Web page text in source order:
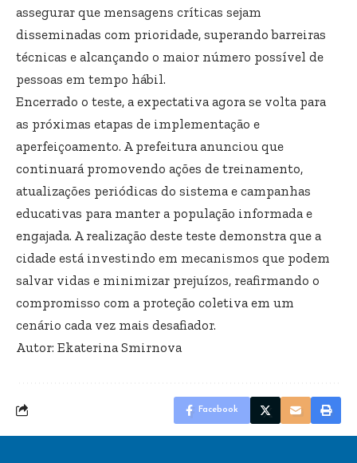
assegurar que mensagens críticas sejam
disseminadas com prioridade, superando barreiras
técnicas e alcançando o maior número possível de
pessoas em tempo hábil.
Encerrado o teste, a expectativa agora se volta para
as próximas etapas de implementação e
aperfeiçoamento. A prefeitura anunciou que
continuará promovendo ações de treinamento,
atualizações periódicas do sistema e campanhas
educativas para manter a população informada e
engajada. A realização deste teste demonstra que a
cidade está investindo em mecanismos que podem
salvar vidas e minimizar prejuízos, reafirmando o
compromisso com a proteção coletiva em um
cenário cada vez mais desafiador.
Autor: Ekaterina Smirnova
Facebook